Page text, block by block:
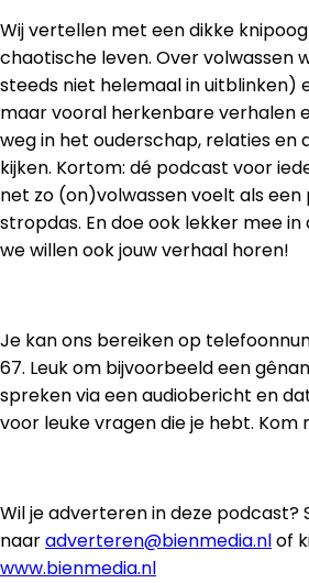
Wij vertellen met een dikke
chaotische leven. Over volwassen
steeds niet helemaal in uitblinken)
maar vooral herkenbare verhalen
weg in het ouderschap, relaties en
kijken. Kortom: dé podcast voor
net zo (on)volwassen voelt als
stropdas. En doe ook lekker mee
we willen ook jouw verhaal horen!
Je kan ons bereiken op
67. Leuk om bijvoorbeeld een
spreken via een audiobericht en
voor leuke vragen die je hebt. Kom
Wil je adverteren in deze podcast?
naaradverteren@bienmedia.nlof
www.bienmedia.nl